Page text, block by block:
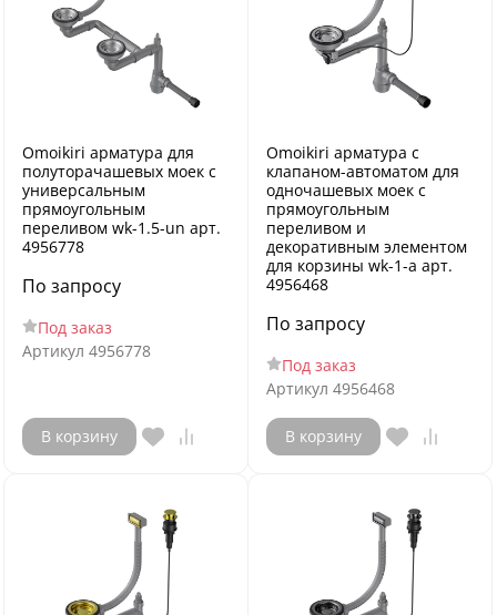
Omoikiri арматура для
полуторачашевых моек с
универсальным
прямоугольным
переливом wk-1.5-un арт.
4956778
По запросу
Под заказ
Артикул 4956778
В корзину
Omoikiri арматура с
клапаном-автоматом для
одночашевых моек с
прямоугольным
переливом и
декоративным элементом
для корзины wk-1-a арт.
4956468
По запросу
Под заказ
Артикул 4956468
В корзину